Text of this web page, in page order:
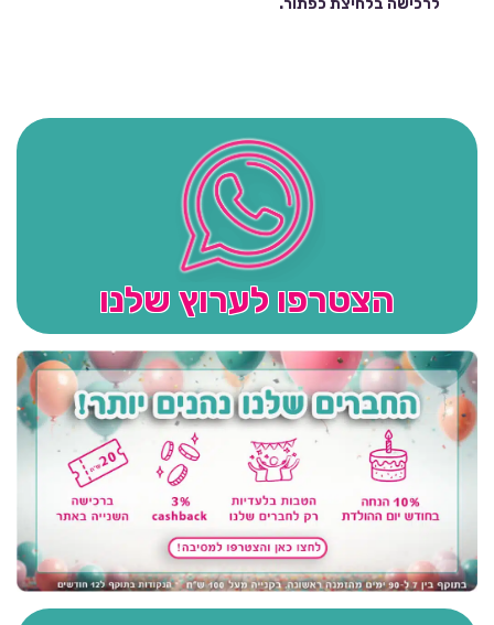
הצטרפו לערוץ שלנו